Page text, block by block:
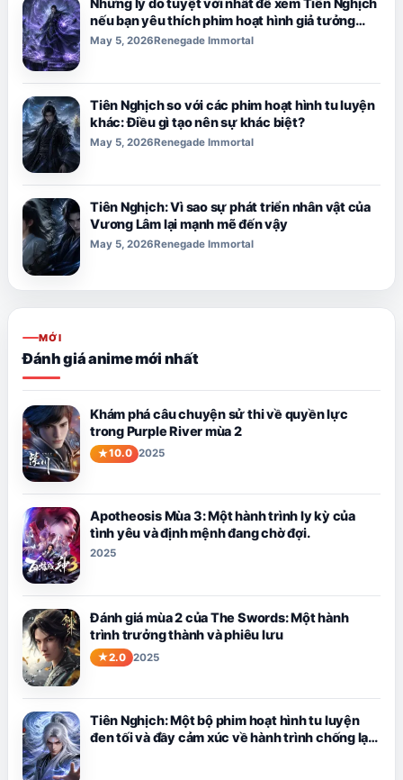
nếu bạn yêu thích phim hoạt hình giả tưởng
đen tối.
May 5, 2026Renegade Immortal
Tiên Nghịch so với các phim hoạt hình tu luyện
khác: Điều gì tạo nên sự khác biệt?
May 5, 2026Renegade Immortal
Tiên Nghịch: Vì sao sự phát triển nhân vật của
Vương Lâm lại mạnh mẽ đến vậy
May 5, 2026Renegade Immortal
MỚI
Đánh giá anime mới nhất
Khám phá câu chuyện sử thi về quyền lực
trong Purple River mùa 2
10.0 2025
Apotheosis Mùa 3: Một hành trình ly kỳ của
tình yêu và định mệnh đang chờ đợi.
2025
Đánh giá mùa 2 của The Swords: Một hành
trình trưởng thành và phiêu lưu
2.0 2025
Tiên Nghịch: Một bộ phim hoạt hình tu luyện
đen tối và đầy cảm xúc về hành trình chống lại